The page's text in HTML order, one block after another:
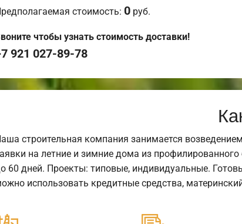
стоимость: 0 руб.
чтобы узнать стоимость доставки!
921 027-89-78
строительная компания занимается
на летние и зимние дома из
60 дней. Проекты: типовые, индивидуальные.
использовать кредитные средства,